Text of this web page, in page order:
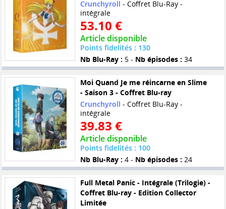
Crunchyroll - Coffret Blu-Ray -
intégrale
53.10 €
Article disponible
Points fidelités : 130
Nb Blu-Ray : 5 - Nb épisodes : 34
Moi Quand Je me réincarne en Slime
- Saison 3 - Coffret Blu-ray
Crunchyroll - Coffret Blu-Ray -
intégrale
39.83 €
Article disponible
Points fidelités : 100
Nb Blu-Ray : 4 - Nb épisodes : 24
Full Metal Panic - Intégrale (Trilogie) -
Coffret Blu-ray - Edition Collector
Limitée